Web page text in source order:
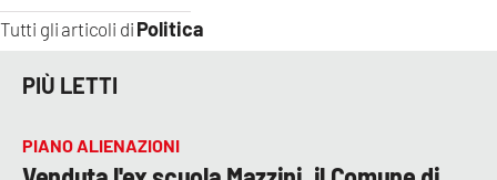
Tutti gli articoli di Politica
PIÙ LETTI
PIANO ALIENAZIONI